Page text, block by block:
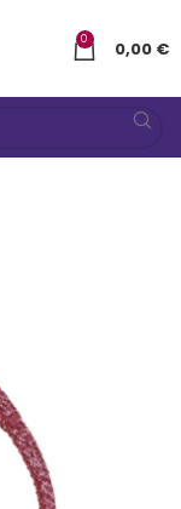
0 0,00 €